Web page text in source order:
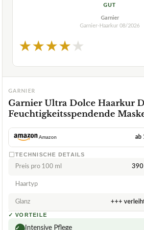
GUT
Garnier
Garnier-Haarkur 08/2026
★★★★★
GARNIER
Garnier Ultra Dolce Haarkur
Feuchtigkeitsspendende
Amazon ab
TECHNISCHE DETAILS
Preis pro 100 ml 390
Haartyp
Glanz +++
✓ VORTEILE
✓ Intensive Pflege